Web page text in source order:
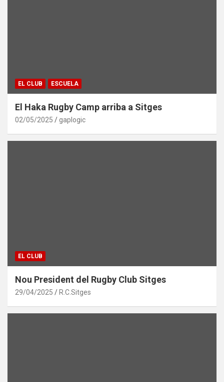
EL CLUB ESCUELA
El Haka Rugby Camp arriba a Sitges
02/05/2025 gaplogic
EL CLUB
Nou President del Rugby Club Sitges
29/04/2025 R.C.Sitges